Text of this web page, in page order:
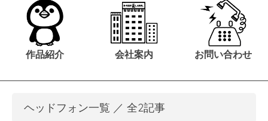
作品紹介 会社案内 お問い合わせ
ヘッドフォン一覧 ／ 全2記事